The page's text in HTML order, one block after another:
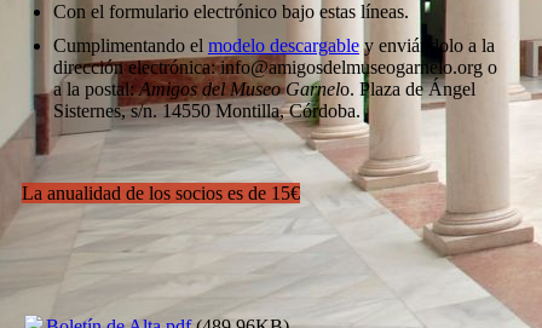
Con el formulario electrónico bajo estas líneas.
Cumplimentando el modelo descargabley enviándolo a la
dirección electrónica: info@amigosdelmuseogarnelo.org o
a la postal:Amigos del Museo Garnelo. Plaza de Ángel
Sisternes, s/n. 14550 Montilla, Córdoba.
La anualidad de los socios es de 15€